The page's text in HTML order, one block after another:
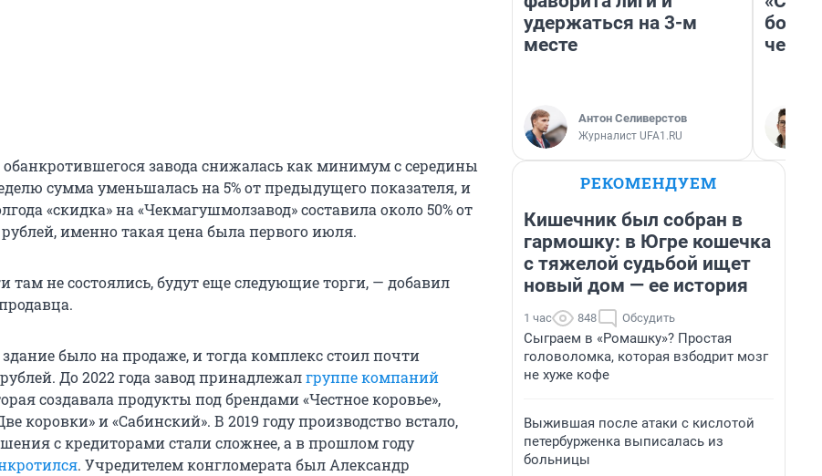
завода снижалась как минимум с середины
сумма уменьшалась на 5% от предыдущего показателя, и
«скидка» на «Чекмагушмолзавод» составила около 50% от
именно такая цена была первого июля.
там не состоялись, будут еще следующие торги, — добавил
здание было на продаже, и тогда комплекс стоил почти
До 2022 года завод принадлежалгруппе компаний
создавала продукты под брендами «Честное коровье»,
коровки» и «Сабинский». В 2019 году производство встало,
с кредиторами стали сложнее, а в прошлом году
. Учредителем конгломерата был Александр
удержаться на 3-м
месте
Антон Селиверстов
Журналист UFA1.RU
РЕКОМЕНДУЕМ
Кишечник был собран в
гармошку: в Югре кошечка
с тяжелой судьбой ищет
новый дом — ее история
1 час 848 Обсудить
Сыграем в «Ромашку»? Простая
головоломка, которая взбодрит мозг
не хуже кофе
Выжившая после атаки с кислотой
петербурженка выписалась из
больницы